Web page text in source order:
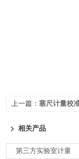
上一篇： 塞尺计量校
相关产品
第三方实验室计量